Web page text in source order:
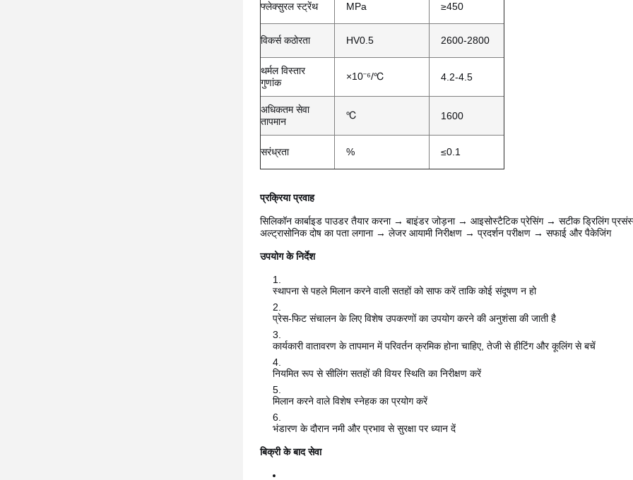
फ्लेक्सुरल स्ट्रेंथ MPa ≥450
विकर्स कठोरता HV0.5 2600-2800
थर्मल विस्तार
गुणांक
×10⁻⁶/℃ 4.2-4.5
अधिकतम सेवा
तापमान
℃ 1600
सरंध्रता % ≤0.1
प्रक्रिया प्रवाह
सिलिकॉन कार्बाइड पाउडर तैयार करना → बाइंडर जोड़ना → आइसोस्टैटिक प्रेसिंग → सटीक ड्रिलिंग
अल्ट्रासोनिक दोष का पता लगाना → लेजर आयामी निरीक्षण → प्रदर्शन परीक्षण → सफाई और पैकेजिंग
उपयोग के निर्देश
स्थापना से पहले मिलान करने वाली सतहों को साफ करें ताकि कोई संदूषण न हो
प्रेस-फिट संचालन के लिए विशेष उपकरणों का उपयोग करने की अनुशंसा की जाती है
कार्यकारी वातावरण के तापमान में परिवर्तन क्रमिक होना चाहिए, तेजी से हीटिंग और कूलिंग से बचें
नियमित रूप से सीलिंग सतहों की वियर स्थिति का निरीक्षण करें
मिलान करने वाले विशेष स्नेहक का प्रयोग करें
भंडारण के दौरान नमी और प्रभाव से सुरक्षा पर ध्यान दें
बिक्री के बाद सेवा